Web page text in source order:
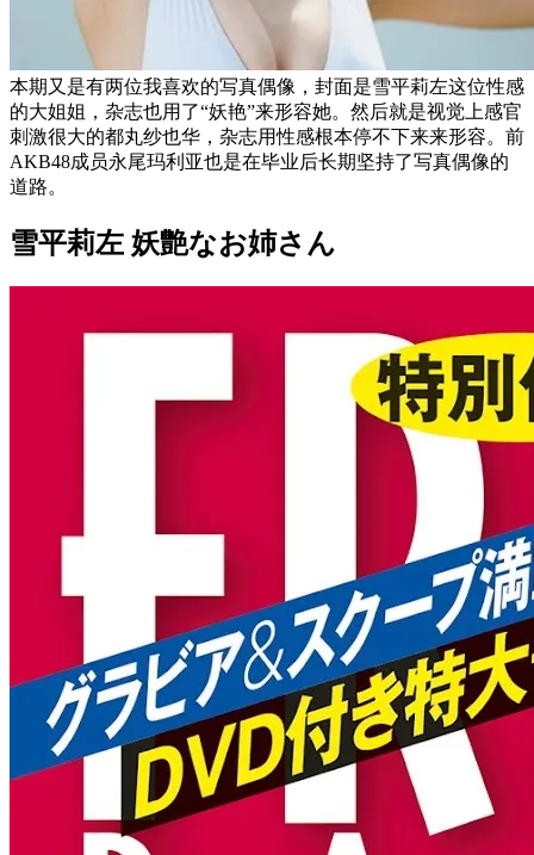
本期又是有两位我喜欢的写真偶像，封面是雪平莉左这位性感
的大姐姐，杂志也用了“妖艳”来形容她。然后就是视觉上感官
刺激很大的都丸纱也华，杂志用性感根本停不下来来形容。前
AKB48成员永尾玛利亚也是在毕业后长期坚持了写真偶像的
道路。
雪平莉左 妖艶なお姉さん